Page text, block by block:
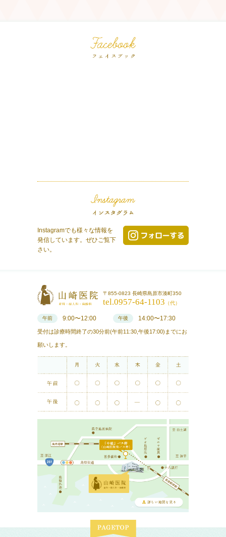
Instagramでも様々な情報を
発信しています。ぜひご覧下
さい。
〒855-0823 長崎県島原市湊町350
tel.0957-64-1103 （代）
午前 9:00〜12:00 午後 14:00〜17:30
受付は診療時間終了の30分前(午前11:30,午後17:00)までにお
願いします。